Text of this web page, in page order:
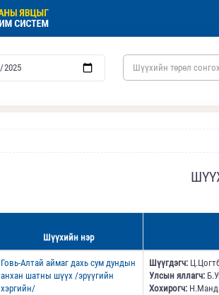
Шүүхийн төрөл сонгох
Шүүхийн нэр
Говь-Алтай аймаг дахь сум дундын
анхан шатны шүүх /эрүүгийн
хэргийн/
Шүүгдэгч:
Улсын яллагч:
Хохирогч: